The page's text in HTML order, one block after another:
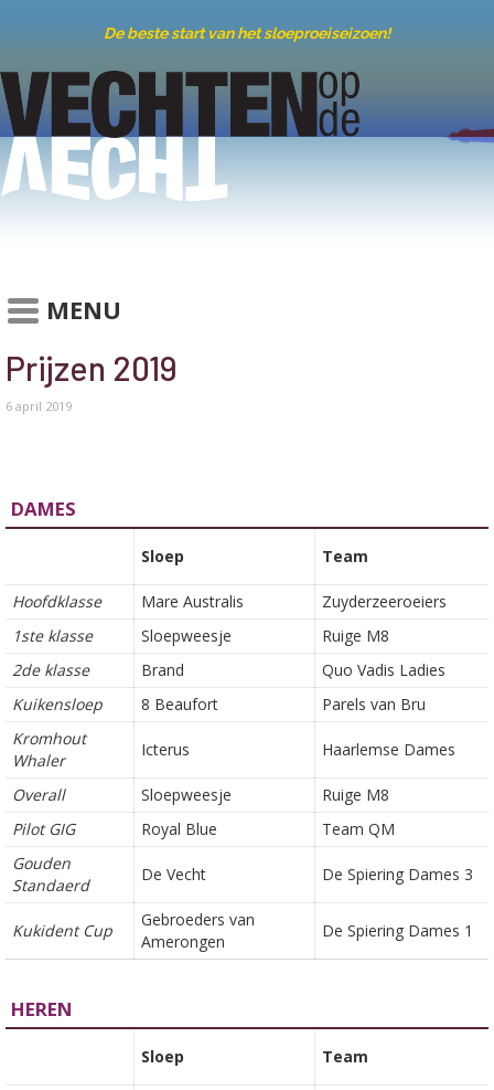
De beste start van het sloeproeiseizoen!
MENU
Prijzen 2019
6 april 2019
DAMES
Sloep Team
Hoofdklasse Mare Australis
Zuyderzeeroeiers
1ste klasse
Sloepweesje
Ruige M8
2de klasse
Brand
Quo Vadis Ladies
Kuikensloep
8 Beaufort
Parels van Bru
Kromhout
Whaler
Icterus Haarlemse Dames
Overall Sloepweesje
Ruige M8
Pilot GIG
Royal Blue
Team QM
Gouden
Standaerd
De Vecht De Spiering Dames 3
Kukident Cup
Gebroeders van
Amerongen
De Spiering Dames 1
HEREN
Sloep Team